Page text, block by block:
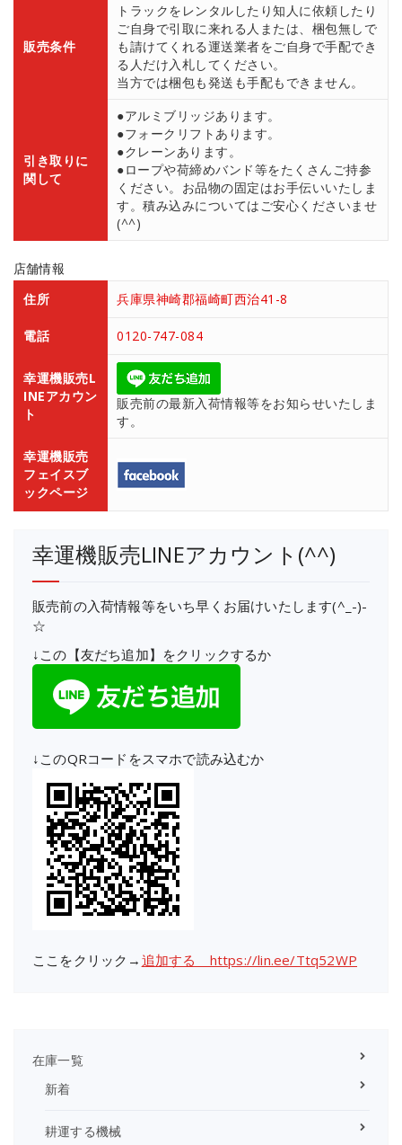
販売条件
トラックをレンタルしたり知人に依頼したり
ご自身で引取に来れる人または、梱包無しで
も請けてくれる運送業者をご自身で手配でき
る人だけ入札してください。
当方では梱包も発送も手配もできません。
引き取りに
関して
●アルミブリッジあります。
●フォークリフトあります。
●クレーンあります。
●ロープや荷締めバンド等をたくさんご持参
ください。お品物の固定はお手伝いいたしま
す。積み込みについてはご安心くださいませ
(^^)
店舗情報
住所
兵庫県神崎郡福崎町西治41-8
電話 0120-747-084
幸運機販売L
INEアカウン
ト
販売前の最新入荷情報等をお知らせいたしま
す。
幸運機販売
フェイスブ
ックページ
幸運機販売LINEアカウント(^^)
販売前の入荷情報等をいち早くお届けいたします(^_-)-
☆
↓この【友だち追加】をクリックするか
↓このQRコードをスマホで読み込むか
ここをクリック→ 追加する https://lin.ee/Ttq52WP
在庫一覧
新着
耕運する機械